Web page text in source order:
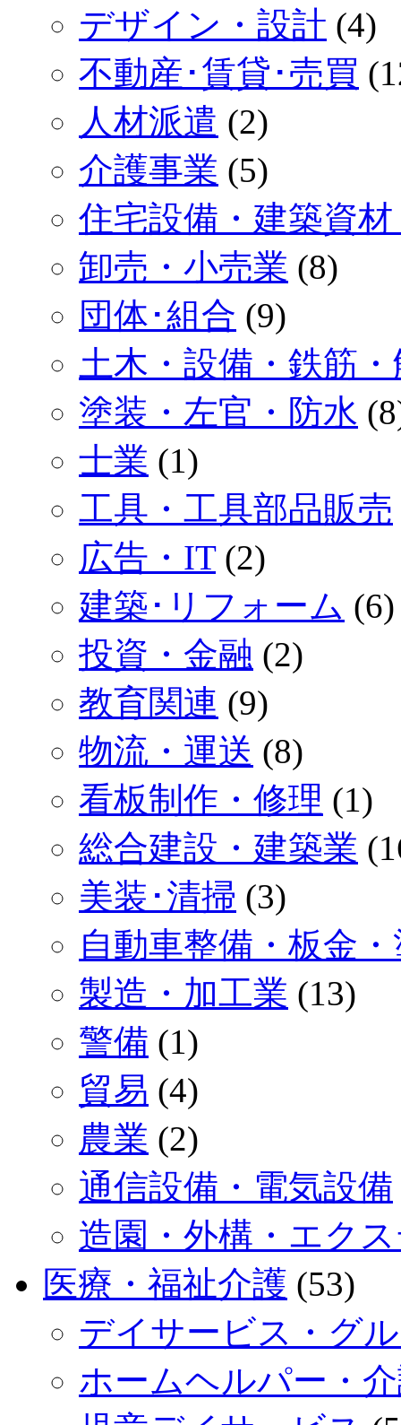
デザイン・設計 (4)
不動産･賃貸･売買
人材派遣 (2)
介護事業 (5)
住宅設備・建築資
卸売・小売業 (8)
団体･組合 (9)
土木・設備・鉄筋
塗装・左官・防水
士業 (1)
工具・工具部品販売
広告・IT(2)
建築･リフォーム (6)
投資・金融 (2)
教育関連 (9)
物流・運送 (8)
看板制作・修理 (1)
総合建設・建築業
美装･清掃 (3)
自動車整備・板金
製造・加工業 (13)
警備 (1)
貿易 (4)
農業 (2)
通信設備・電気設備
造園・外構・エク
医療・福祉介護 (53)
デイサービス・グ
ホームヘルパー・